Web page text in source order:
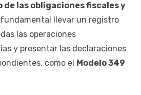
de las obligaciones fiscales y
fundamental llevar un registro
las operaciones
y presentar las declaraciones
como el Modelo 349